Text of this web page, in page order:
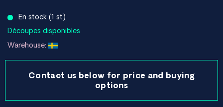
En stock (1 st)
Découpes disponibles
Warehouse:
Contact us below for price and buying
options